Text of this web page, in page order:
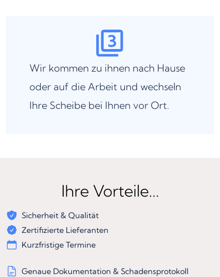
Wir kommen zu ihnen nach Hause
oder auf die Arbeit und wechseln
Ihre Scheibe bei Ihnen vor Ort.
Ihre Vorteile...
Sicherheit & Qualität
Zertifizierte Lieferanten
Kurzfristige Termine
Genaue Dokumentation & Schadensprotokoll